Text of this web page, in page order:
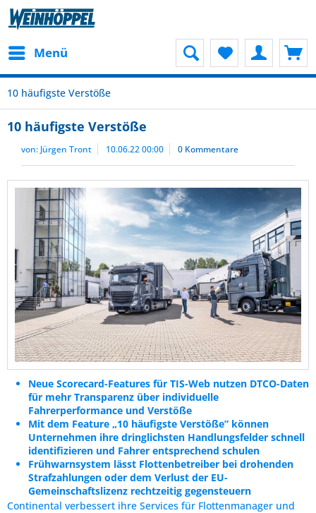
Menü
10 häufigste Verstöße
10 häufigste Verstöße
von: Jürgen Tront 10.06.22 00:00 0 Kommentare
Neue Scorecard-Features für TIS-Web nutzen DTCO-Daten
für mehr Transparenz über individuelle
Fahrerperformance und Verstöße
Mit dem Feature „10 häufigste Verstöße” können
Unternehmen ihre dringlichsten Handlungsfelder schnell
identifizieren und Fahrer entsprechend schulen
Frühwarnsystem lässt Flottenbetreiber bei drohenden
Strafzahlungen oder dem Verlust der EU-
Gemeinschaftslizenz rechtzeitig gegensteuern
Continental verbessert ihre Services für Flottenmanager und